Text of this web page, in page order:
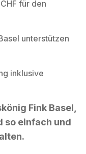
für den
unterstützen
inklusive
Fink Basel,
so einfach und